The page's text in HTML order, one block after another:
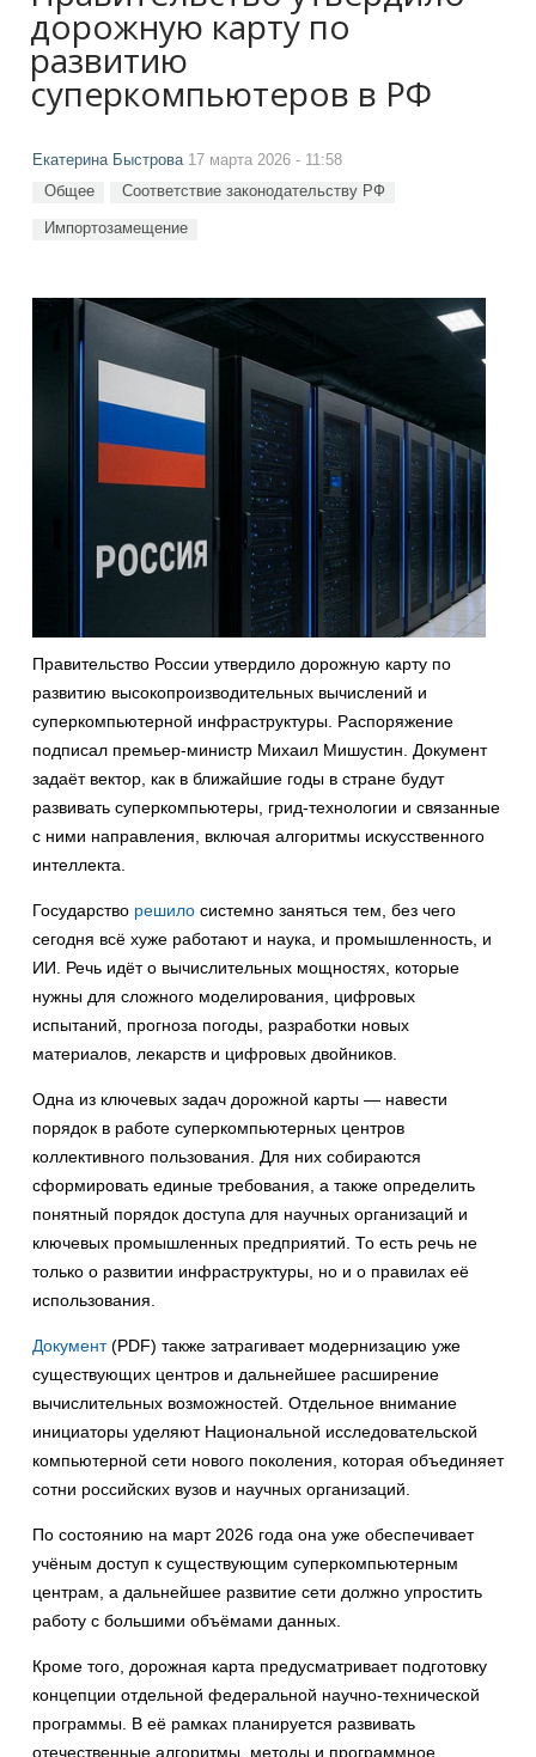
дорожную карту по
развитию
суперкомпьютеров в РФ
Екатерина Быстрова17 марта 2026 - 11:58
Общее Соответствие законодательству РФ
Импортозамещение
Правительство России утвердило дорожную карту по
развитию высокопроизводительных вычислений и
суперкомпьютерной инфраструктуры. Распоряжение
подписал премьер-министр Михаил Мишустин. Документ
задаёт вектор, как в ближайшие годы в стране будут
развивать суперкомпьютеры, грид-технологии и связанные
с ними направления, включая алгоритмы искусственного
интеллекта.
Государство решило системно заняться тем, без чего
сегодня всё хуже работают и наука, и промышленность, и
ИИ. Речь идёт о вычислительных мощностях, которые
нужны для сложного моделирования, цифровых
испытаний, прогноза погоды, разработки новых
материалов, лекарств и цифровых двойников.
Одна из ключевых задач дорожной карты — навести
порядок в работе суперкомпьютерных центров
коллективного пользования. Для них собираются
сформировать единые требования, а также определить
понятный порядок доступа для научных организаций и
ключевых промышленных предприятий. То есть речь не
только о развитии инфраструктуры, но и о правилах её
использования.
Документ(PDF) также затрагивает модернизацию уже
существующих центров и дальнейшее расширение
вычислительных возможностей. Отдельное внимание
инициаторы уделяют Национальной исследовательской
компьютерной сети нового поколения, которая объединяет
сотни российских вузов и научных организаций.
По состоянию на март 2026 года она уже обеспечивает
учёным доступ к существующим суперкомпьютерным
центрам, а дальнейшее развитие сети должно упростить
работу с большими объёмами данных.
Кроме того, дорожная карта предусматривает подготовку
концепции отдельной федеральной научно-технической
программы. В её рамках планируется развивать
отечественные алгоритмы, методы и программное